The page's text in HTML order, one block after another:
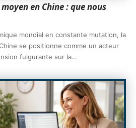
en Chine : que nous
mondial en constante mutation, la
se positionne comme un acteur
fulgurante sur la…